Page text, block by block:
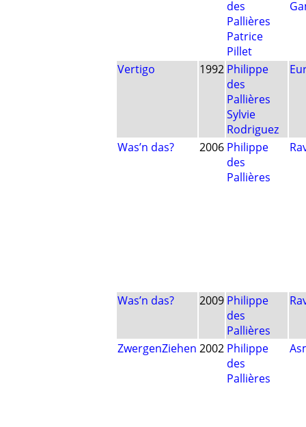
des
Pallières
Patrice
Pillet
Vertigo 1992 Philippe
des
Pallières
Sylvie
Rodriguez
Was’n das? 2006 Philippe
des
Pallières
Was’n das? 2009 Philippe
des
Pallières
ZwergenZiehen 2002 Philippe
des
Pallières